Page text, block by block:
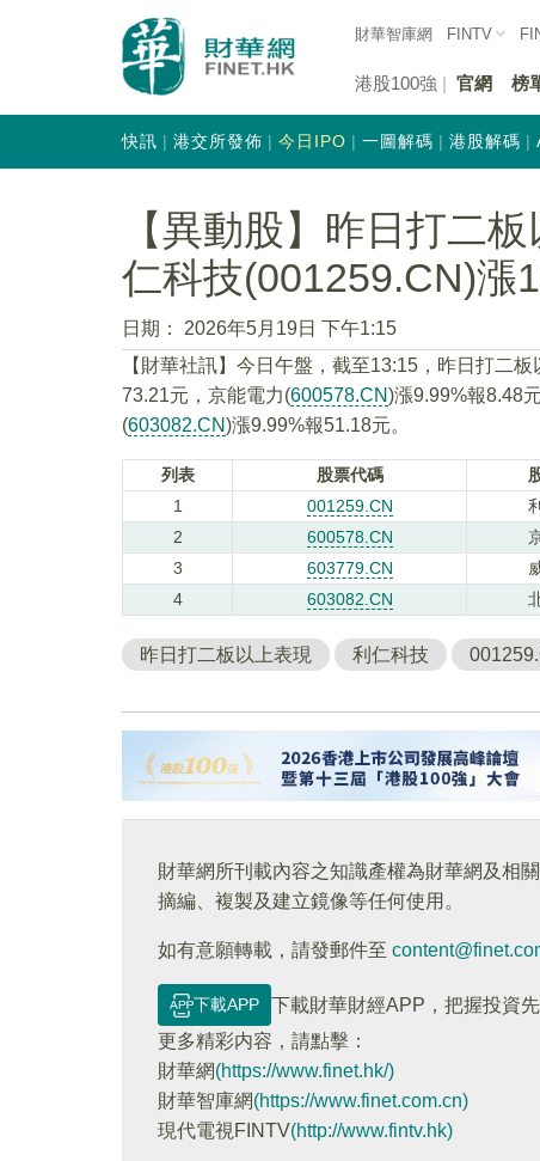
財華智庫網 FINTV
港股100強 官網 榜
快訊 港交所發佈 今日IPO 一圖解碼 港股解碼
【異動股】昨日打二
仁科技(001259.CN)漲
日期：
2026年5月19日 下午1:15
【財華社訊】今日午盤，截至13:15，昨日打二
73.21元，京能電力(600578.CN)漲9.99%報8.48
(603082.CN)漲9.99%報51.18元。
列表 股票代碼
1
001259.CN
2
600578.CN
3
603779.CN
4
603082.CN
昨日打二板以上表現 利仁科技
財華網所刊載內容之知識產權為財華網及相
摘編、複製及建立鏡像等任何使用。
如有意願轉載，請發郵件至
下載APP
下載財華財經APP，把握投資
更多精彩内容，請點擊：
財華網(https://www.finet.hk/)
財華智庫網(https://www.finet.com.cn)
現代電視FINTV(http://www.fintv.hk)